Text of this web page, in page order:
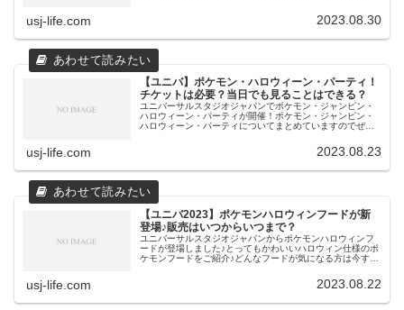
usj-life.com 2023.08.30
【ユニバ】ポケモン・ハロウィーン・パーティ！
チケットは必要？当日でも見ることはできる？
ユニバーサルスタジオジャパンでポケモン・ジャンピン・
ハロウィーン・パーティが開催！ポケモン・ジャンピン・
ハロウィーン・パーティについてまとめていますのでぜひ
usj-life.com 2023.08.23
【ユニバ2023】ポケモンハロウィンフードが新
登場♪販売はいつからいつまで？
ユニバーサルスタジオジャパンからポケモンハロウィンフ
ードが登場しました♪とってもかわいいハロウィン仕様のポ
ケモンフードをご紹介♪どんなフードが気になる方は今すぐ
usj-life.com 2023.08.22